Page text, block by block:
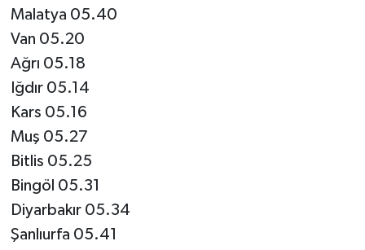
Malatya 05.40
Van 05.20
Ağrı 05.18
Iğdır 05.14
Kars 05.16
Muş 05.27
Bitlis 05.25
Bingöl 05.31
Diyarbakır 05.34
Şanlıurfa 05.41